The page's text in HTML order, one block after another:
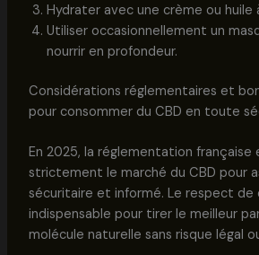
Hydrater avec une crème ou huile
Utiliser occasionnellement un
nourrir en profondeur.
Considérations réglementaires et
pour consommer du CBD en toute
En 2025, la réglementation française
strictement le marché du CBD pour
sécuritaire et informé. Le respect de
indispensable pour tirer le meilleur
molécule naturelle sans risque légal